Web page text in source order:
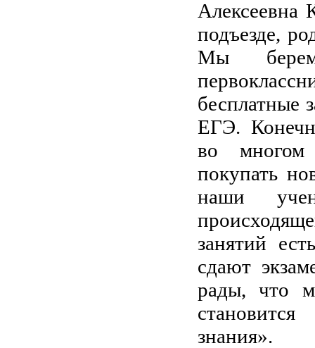
Алексеевна
подъезде,
Мы
бесплатные
ЕГЭ.
во многом
покупать
наши
занятий
сдают
рады, что
знания».